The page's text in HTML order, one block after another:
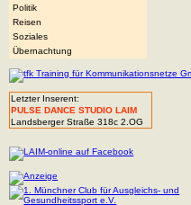
Politik
Reisen
Soziales
Übernachtung
Letzter Inserent:
PULSE DANCE STUDIO LAIM
Landsberger Straße 318c 2.OG